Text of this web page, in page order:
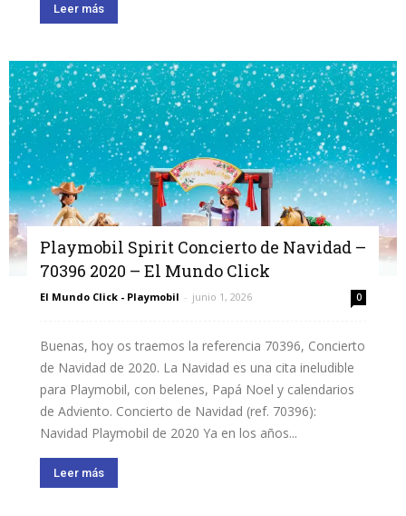
Leer más
Playmobil Spirit Concierto de Navidad –
70396 2020 – El Mundo Click
El Mundo Click - Playmobil - junio 1, 2026 0
Buenas, hoy os traemos la referencia 70396, Concierto
de Navidad de 2020. La Navidad es una cita ineludible
para Playmobil, con belenes, Papá Noel y calendarios
de Adviento. Concierto de Navidad (ref. 70396):
Navidad Playmobil de 2020 Ya en los años...
Leer más